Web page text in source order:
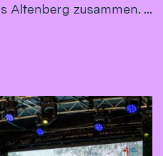
Altenberg zusammen. ...